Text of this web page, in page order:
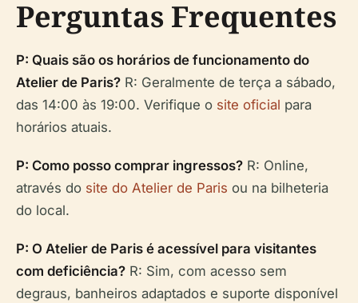
Perguntas Frequentes
P: Quais são os horários de funcionamento do
Atelier de Paris? R: Geralmente de terça a sábado,
das 14:00 às 19:00. Verifique o site oficial para
horários atuais.
P: Como posso comprar ingressos? R: Online,
através do site do Atelier de Paris ou na bilheteria
do local.
P: O Atelier de Paris é acessível para visitantes
com deficiência? R: Sim, com acesso sem
degraus, banheiros adaptados e suporte disponível